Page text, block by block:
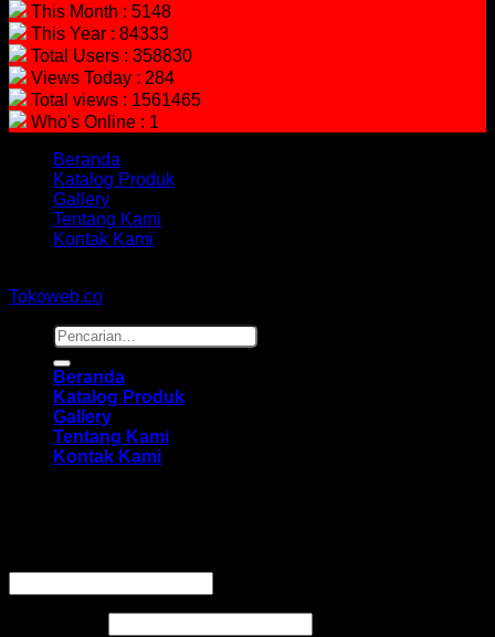
This Month : 5148
This Year : 84333
Total Users : 358830
Views Today : 284
Total views : 1561465
Who's Online : 1
Beranda
Katalog Produk
Gallery
Tentang Kami
Kontak Kami
Tokoweb.co
Pencarian
untuk:
Beranda
Katalog Produk
Gallery
Tentang Kami
Kontak Kami